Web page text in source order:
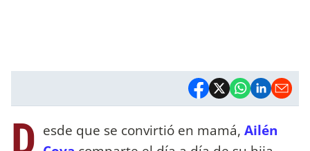
D esde que se convirtió en mamá, Ailén